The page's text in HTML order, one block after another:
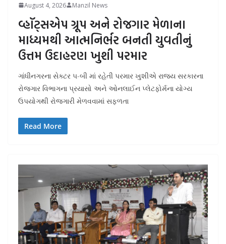
August 4, 2026 Manzil News
વ્હૉટ્સએપ ગ્રૂપ અને રોજગાર મેળાના
માધ્યમથી આત્મનિર્ભર બનતી યુવતીનું
ઉત્તમ ઉદાહરણ ખુશી પરમાર
ગાંધીનગરના સેક્ટર ૫-બી માં રહેતી પરમાર ખુશીએ રાજ્ય સરકારના
રોજગાર વિભાગના પ્રયાસો અને ઓનલાઈન પ્લેટફોર્મના યોગ્ય
ઉપયોગથી રોજગારી મેળવવામાં સફળતા
Read More